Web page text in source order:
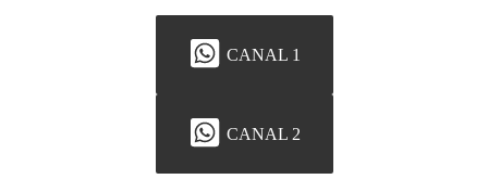
CANAL 1
CANAL 2